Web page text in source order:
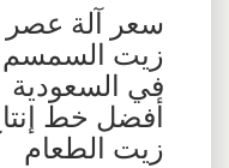
سعر آلة عصر
زيت السمسم
في السعودية
أفضل خط
زيت الطعام